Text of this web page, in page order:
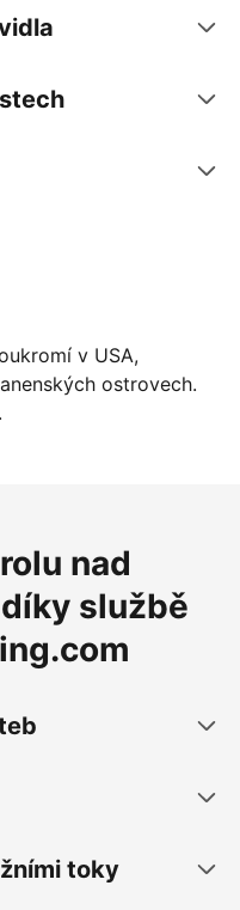
v USA,
ostrovech.
nad
službě
toky